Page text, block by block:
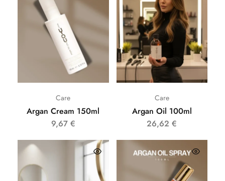
Care
Argan Cream 150ml
9,67 €
Care
Argan Oil 100ml
26,62€